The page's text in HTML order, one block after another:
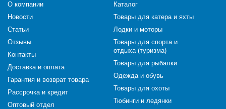
О компании
Новости
Статьи
Отзывы
Контакты
Доставка и оплата
Гарантия и возврат товара
Рассрочка и кредит
Оптовый отдел
Каталог
Товары для катера и яхты
Лодки и моторы
Товары для спорта и
отдыха (туризма)
Товары для рыбалки
Одежда и обувь
Товары для охоты
Тюбинги и ледянки